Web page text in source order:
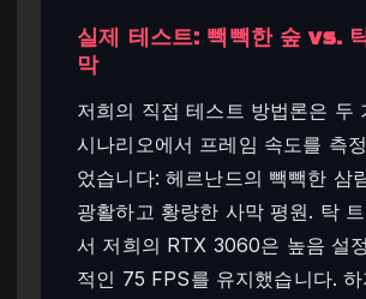
실제 테스트: 빽빽한 숲 vs.
막
저희의 직접 테스트 방법론은 두
시나리오에서 프레임 속도를 측
었습니다: 헤르난드의 빽빽한 삼
광활하고 황량한 사막 평원. 탁
서 저희의 RTX 3060은 높음 설
적인 75 FPS를 유지했습니다.